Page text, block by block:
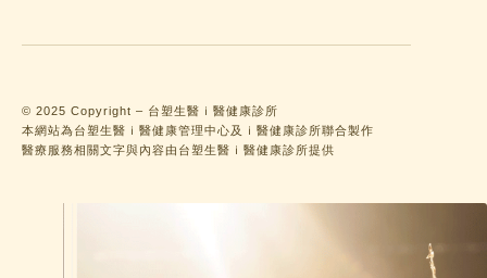
© 2025 Copyright – 台塑生醫ｉ醫健康診所
本網站為台塑生醫ｉ醫健康管理中心及ｉ醫健康診所聯合製作
醫療服務相關文字與內容由台塑生醫ｉ醫健康診所提供